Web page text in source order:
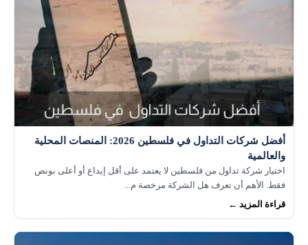
أفضل شركات التداول في فلسطين 2026: المنصات المحلية
والعالمية
اختيار شركة تداول من فلسطين لا يعتمد على أقل إيداع أو أعلى بونص
فقط. الأهم أن تعرف هل الشركة مرخصة م...
قراءة المزيد ←